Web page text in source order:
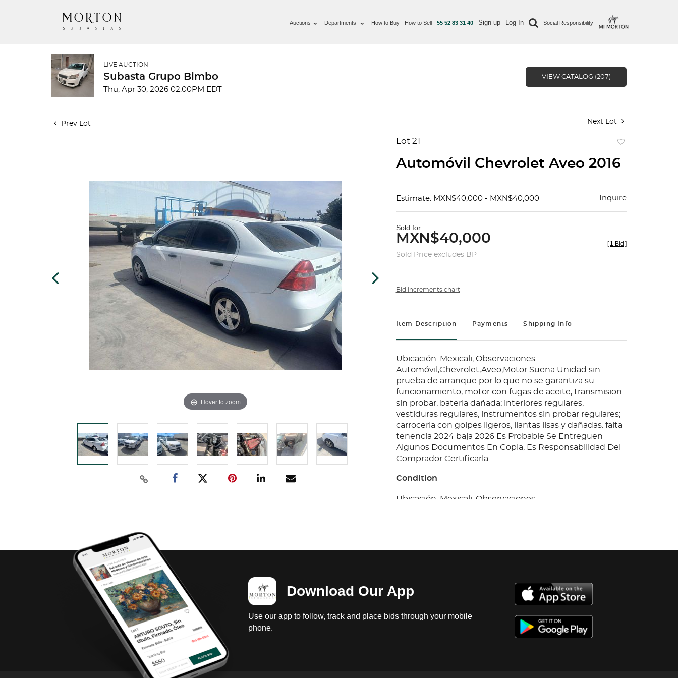
Auctions Departments How to Buy How to Sell 55 52 83 31 40 Sign up Log In Social Responsibility
LIVE AUCTION
Subasta Grupo Bimbo
Thu, Apr 30, 2026 02:00PM EDT
VIEW CATALOG (207)
Prev Lot Next Lot
Hover to zoom
Lot 21
favorite
Automóvil Chevrolet Aveo 2016
Estimate: MXN$40,000 - MXN$40,000 Inquire
Sold for
MXN$40,000
Sold Price excludes BP
[ 1 Bid ]
Bid increments chart
Item Description Payments Shipping Info
Ubicación: Mexicali; Observaciones:
Automóvil,Chevrolet,Aveo;Motor Suena Unidad sin
prueba de arranque por lo que no se garantiza su
funcionamiento, motor con fugas de aceite, transmision
sin probar, bateria dañada; interiores regulares,
vestiduras regulares, instrumentos sin probar regulares;
carroceria con golpes ligeros, llantas lisas y dañadas. falta
tenencia 2024 baja 2026 Es Probable Se Entreguen
Algunos Documentos En Copia, Es Responsabilidad Del
Comprador Certificarla.
Condition
Ubicación: Mexicali; Observaciones:
Algunos Documentos En Copia, Es Responsabilidad Del
Comprador Certificarla.
Download Our App
Use our app to follow, track and place bids through your mobile
phone.